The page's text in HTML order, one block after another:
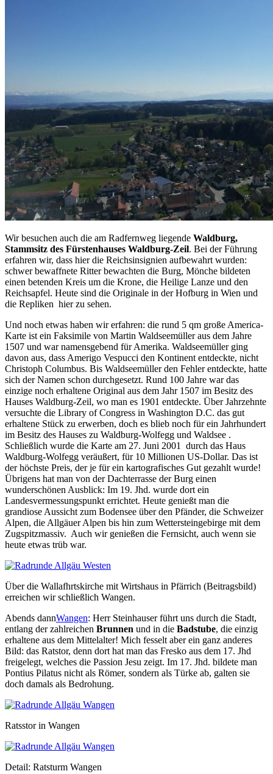
Wir besuchen auch die am Radfernweg liegende Waldburg,
Stammsitz des Fürstenhauses Waldburg-Zeil. Bei der Führung
erfahren wir, dass hier die Reichsinsignien aufbewahrt wurden:
schwer bewaffnete Ritter bewachten die Burg, Mönche bildeten
einen betenden Kreis um die Krone, die Heilige Lanze und den
Reichsapfel. Heute sind die Originale in der Hofburg in Wien und
die Repliken hier zu sehen.
Und noch etwas haben wir erfahren: die rund 5 qm große America-
Karte ist ein Faksimile von Martin Waldseemüller aus dem Jahre
1507 und war namensgebend für Amerika. Waldseemüller ging
davon aus, dass Amerigo Vespucci den Kontinent entdeckte, nicht
Christoph Columbus. Bis Waldseemüller den Fehler entdeckte, hatte
sich der Namen schon durchgesetzt. Rund 100 Jahre war das
einzige noch erhaltene Original aus dem Jahr 1507 im Besitz des
Hauses Waldburg-Zeil, wo man es 1901 entdeckte. Über Jahrzehnte
versuchte die Library of Congress in Washington D.C. das gut
erhaltene Stück zu erwerben, doch es blieb noch für ein Jahrhundert
im Besitz des Hauses zu Waldburg-Wolfegg und Waldsee .
Schließlich wurde die Karte am 27. Juni 2001 durch das Haus
Waldburg-Wolfegg veräußert, für 10 Millionen US-Dollar. Das ist
der höchste Preis, der je für ein kartografisches Gut gezahlt wurde!
Übrigens hat man von der Dachterrasse der Burg einen
wunderschönen Ausblick: Im 19. Jhd. wurde dort ein
Landesvermessungspunkt errichtet. Heute genießt man die
grandiose Aussicht zum Bodensee über den Pfänder, die Schweizer
Alpen, die Allgäuer Alpen bis hin zum Wettersteingebirge mit dem
Zugspitzmassiv. Auch wir genießen die Fernsicht, auch wenn sie
heute etwas trüb war.
Über die Wallafhrtskirche mit Wirtshaus in Pfärrich (Beitragsbild)
erreichen wir schließlich Wangen.
Abends dannWangen: Herr Steinhauser führt uns durch die Stadt,
entlang der zahlreichen Brunnen und in die Badstube, die einzig
erhaltene aus dem Mittelalter! Mich fesselt aber ein ganz anderes
Bild: das Ratstor, denn dort hat man das Fresko aus dem 17. Jhd
freigelegt, welches die Passion Jesu zeigt. Im 17. Jhd. bildete man
Pontius Pilatus nicht als Römer, sondern als Türke ab, galten sie
doch damals als Bedrohung.
Ratsstor in Wangen
Detail: Ratsturm Wangen